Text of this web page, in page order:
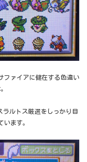
ファイアに健在する色違い
ラルトス厳選をしっかり目
います。